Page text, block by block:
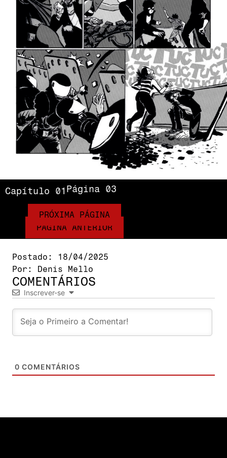
Capítulo 01 Página 03
PÁGINA ANTERIOR
PRÓXIMA PÁGINA
Postado:
18/04/2025
Por:
Denis Mello
COMENTÁRIOS
Inscrever-se
0 COMENTÁRIOS